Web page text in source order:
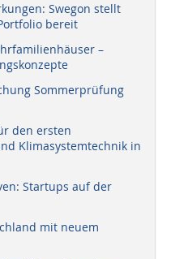
Swegon stellt
bereit
–
Sommerprüfung
den ersten
Klimasystemtechnik in
Startups auf der
mit neuem